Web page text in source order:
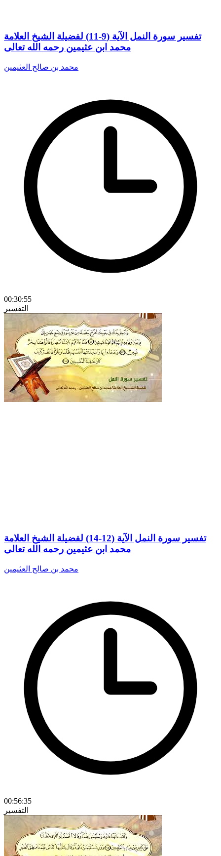
تفسير سورة النمل الآية (9-11) لفضيلة الشيخ العلامة
محمد ابن عثيمين رحمه الله تعالى
محمد بن صالح العثيمين
00:30:55
التفسير
تفسير سورة النمل الآية (12-14) لفضيلة الشيخ العلامة
محمد ابن عثيمين رحمه الله تعالى
محمد بن صالح العثيمين
00:56:35
التفسير